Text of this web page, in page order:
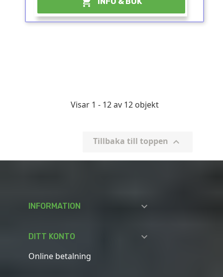
Visar 1 - 12 av 12 objekt
Tillbaka till toppen 
INFORMATION 
DITT KONTO 
Online betalning